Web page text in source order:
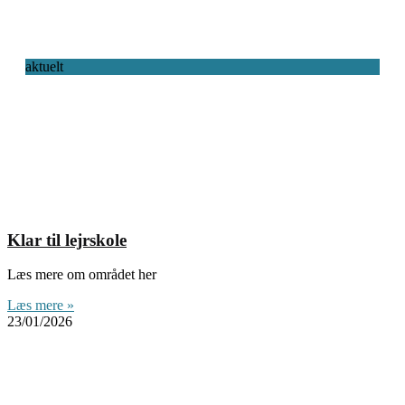
aktuelt
Klar til lejrskole
Læs mere om området her
Læs mere »
23/01/2026